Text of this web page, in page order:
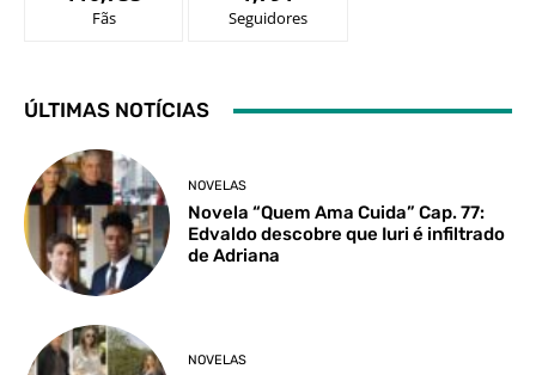
Fãs Seguidores
ÚLTIMAS NOTÍCIAS
NOVELAS
Novela “Quem Ama Cuida” Cap. 77:
Edvaldo descobre que Iuri é infiltrado
de Adriana
NOVELAS